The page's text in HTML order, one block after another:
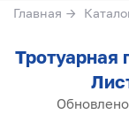
Главная →
Тротуарная